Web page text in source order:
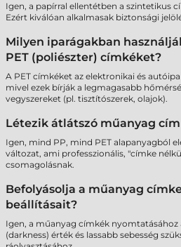
Igen, a papírral ellentétben a szintetikus
Ezért kiválóan alkalmasak biztonsági
Milyen iparágakban
PET (poliészter) címkéket?
A PET címkéket az elektronikai és
mivel ezek bírják a legmagasabb
vegyszereket (pl. tisztítószerek, olajok).
Létezik átlátszó műanyag
Igen, mind PP, mind PET alapanyagból
változat, ami professzionális, "címke
csomagolásnak.
Befolyásolja a műanyag
beállításait?
Igen, a műanyag címkék
(darkness) érték és lassabb sebesség